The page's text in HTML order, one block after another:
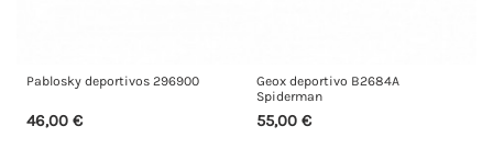
296900
Geox deportivo B2684A
Adidas deportivo